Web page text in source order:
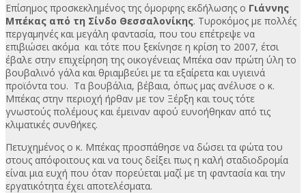
Επίσημος προσκεκλημένος της όμορφης εκδήλωσης ο Γιάννης
Μπέκας από τη Σίνδο Θεσσαλονίκης. Τυροκόμος με πολλές
περγαμηνές και μεγάλη φαντασία, που του επέτρεψε να
επιβιώσει ακόμα και τότε που ξεκίνησε η κρίση το 2007, έτσι
έβαλε στην επιχείρηση της οικογένειας Μπέκα σαν πρώτη ύλη το
βουβαλινό γάλα και θριαμβεύει με τα εξαίρετα και υγιεινά
προϊόντα του. Τα βουβάλια, βέβαια, όπως μας ανέλυσε ο κ.
Μπέκας στην περιοχή ήρθαν με τον Ξέρξη και τους τότε
γνωστούς πολέμους και έμειναν αφού ευνοήθηκαν από τις
κλιματικές συνθήκες.
Πετυχημένος ο κ. Μπέκας προσπάθησε να δώσει τα φώτα του
στους απόφοιτους και να τους δείξει πως η καλή σταδιοδρομία
είναι μια ευχή που όταν πορεύεται μαζί με τη φαντασία και την
εργατικότητα έχει αποτελέσματα.